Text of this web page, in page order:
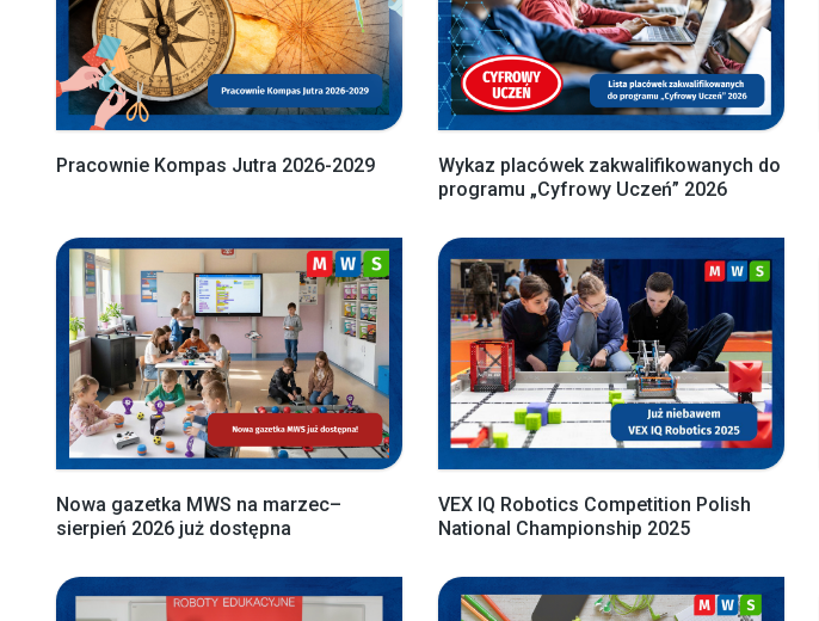
Pracownie Kompas Jutra 2026-2029
Wykaz placówek zakwalifikowanych do
programu „Cyfrowy Uczeń” 2026
Nowa gazetka MWS na marzec–
sierpień 2026 już dostępna
VEX IQ Robotics Competition Polish
National Championship 2025